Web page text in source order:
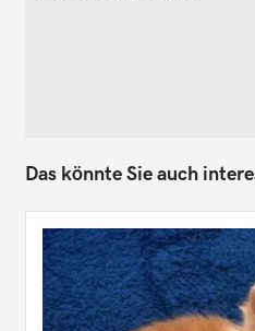
Das könnte Sie auch